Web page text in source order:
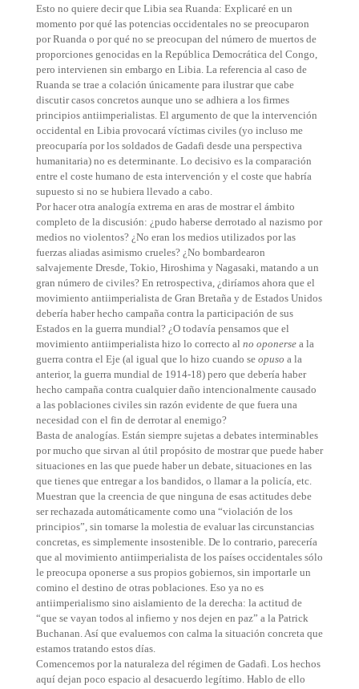
Esto no quiere decir que Libia sea Ruanda: Explicaré en un
momento por qué las potencias occidentales no se preocuparon
por Ruanda o por qué no se preocupan del número de muertos de
proporciones genocidas en la República Democrática del Congo,
pero intervienen sin embargo en Libia. La referencia al caso de
Ruanda se trae a colación únicamente para ilustrar que cabe
discutir casos concretos aunque uno se adhiera a los firmes
principios antiimperialistas. El argumento de que la intervención
occidental en Libia provocará víctimas civiles (yo incluso me
preocuparía por los soldados de Gadafi desde una perspectiva
humanitaria) no es determinante. Lo decisivo es la comparación
entre el coste humano de esta intervención y el coste que habría
supuesto si no se hubiera llevado a cabo.
Por hacer otra analogía extrema en aras de mostrar el ámbito
completo de la discusión: ¿pudo haberse derrotado al nazismo por
medios no violentos? ¿No eran los medios utilizados por las
fuerzas aliadas asimismo crueles? ¿No bombardearon
salvajemente Dresde, Tokio, Hiroshima y Nagasaki, matando a un
gran número de civiles? En retrospectiva, ¿diríamos ahora que el
movimiento antiimperialista de Gran Bretaña y de Estados Unidos
debería haber hecho campaña contra la participación de sus
Estados en la guerra mundial? ¿O todavía pensamos que el
movimiento antiimperialista hizo lo correcto al no oponersea la
guerra contra el Eje (al igual que lo hizo cuando se opuso a la
anterior, la guerra mundial de 1914-18) pero que debería haber
hecho campaña contra cualquier daño intencionalmente causado
a las poblaciones civiles sin razón evidente de que fuera una
necesidad con el fin de derrotar al enemigo?
Basta de analogías. Están siempre sujetas a debates interminables
por mucho que sirvan al útil propósito de mostrar que puede haber
situaciones en las que puede haber un debate, situaciones en las
que tienes que entregar a los bandidos, o llamar a la policía, etc.
Muestran que la creencia de que ninguna de esas actitudes debe
ser rechazada automáticamente como una “violación de los
principios”, sin tomarse la molestia de evaluar las circunstancias
concretas, es simplemente insostenible. De lo contrario, parecería
que al movimiento antiimperialista de los países occidentales sólo
le preocupa oponerse a sus propios gobiernos, sin importarle un
comino el destino de otras poblaciones. Eso ya no es
antiimperialismo sino aislamiento de la derecha: la actitud de
“que se vayan todos al infierno y nos dejen en paz” a la Patrick
Buchanan. Así que evaluemos con calma la situación concreta que
estamos tratando estos días.
Comencemos por la naturaleza del régimen de Gadafi. Los hechos
aquí dejan poco espacio al desacuerdo legítimo. Hablo de ello